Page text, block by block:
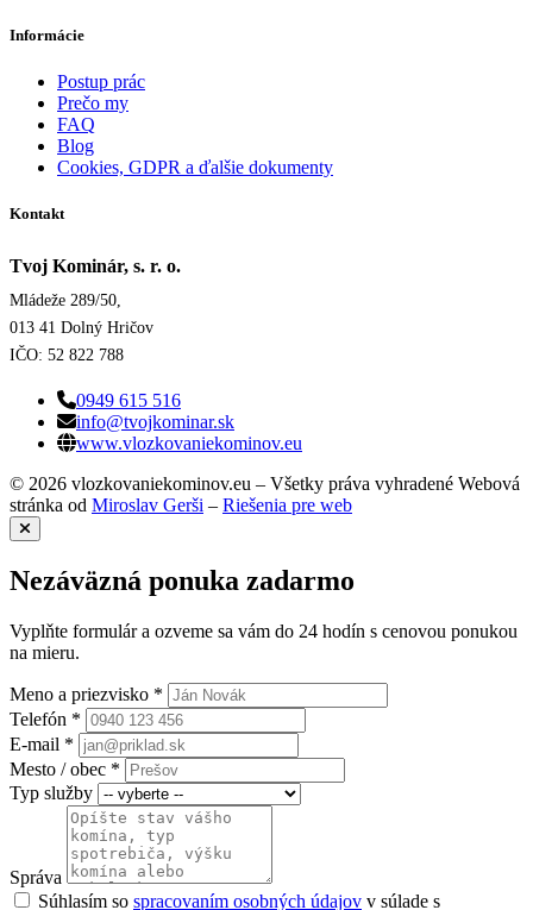
Informácie
Postup prác
Prečo my
FAQ
Blog
Cookies, GDPR a ďalšie dokumenty
Kontakt
Tvoj Kominár, s. r. o.
Mládeže 289/50,
013 41 Dolný Hričov
IČO: 52 822 788
0949 615 516
info@tvojkominar.sk
www.vlozkovaniekominov.eu
© 2026 vlozkovaniekominov.eu – Všetky práva vyhradené Webová
stránka od Miroslav Gerši – Riešenia pre web
Nezáväzná ponuka zadarmo
Vyplňte formulár a ozveme sa vám do 24 hodín s cenovou ponukou
na mieru.
Meno a priezvisko *
Telefón *
E-mail *
Mesto / obec *
Typ služby
Správa
Súhlasím so spracovaním osobných údajov v súlade s